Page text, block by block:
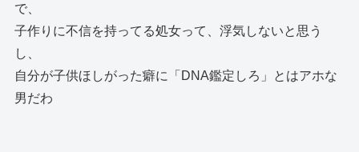
で、
子作りに不信を持ってる処女って、浮気しないと思う
し、
自分が子供ほしがった癖に「DNA鑑定しろ」とはアホな
男だわ